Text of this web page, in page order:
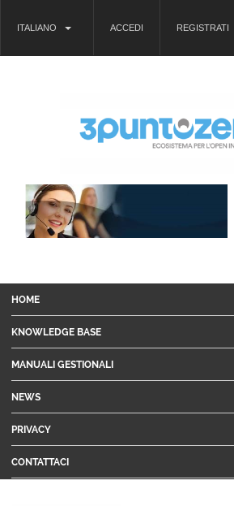
ITALIANO ACCEDI REGISTRATI
HOME
KNOWLEDGE BASE
MANUALI GESTIONALI
NEWS
PRIVACY
CONTATTACI